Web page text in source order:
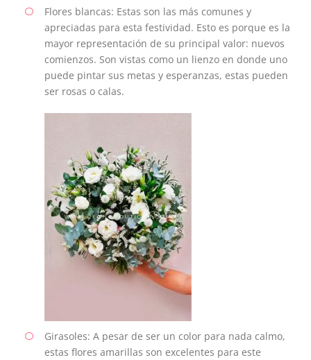
Flores blancas: Estas son las más comunes y
apreciadas para esta festividad. Esto es porque es la
mayor representación de su principal valor: nuevos
comienzos. Son vistas como un lienzo en donde uno
puede pintar sus metas y esperanzas, estas pueden
ser rosas o calas.
Girasoles: A pesar de ser un color para nada calmo,
estas flores amarillas son excelentes para este